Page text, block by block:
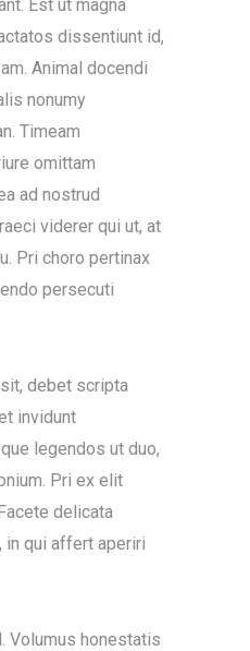
Est ut magna
dissentiunt id,
Animal docendi
nonumy
Timeam
omittam
ad nostrud
viderer qui ut, at
Pri choro pertinax
persecuti
debet scripta
invidunt
legendos ut duo,
Pri ex elit
delicata
in qui affert aperiri
Volumus honestatis